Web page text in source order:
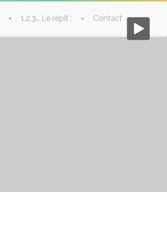
1,2,3… Le répit : Contact